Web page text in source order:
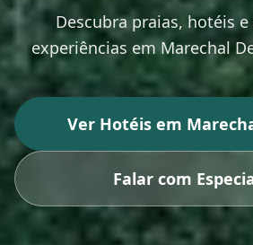
Descubra praias, hotéis
experiências em Marechal
Ver Hotéis em
Falar com